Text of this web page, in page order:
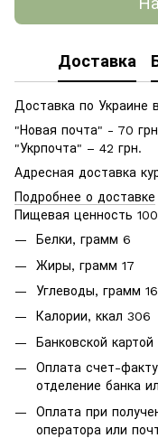
Доставка
Доставка по Украине
"Новая почта" - 70
"Укрпочта" – 42 грн.
Адресная доставка
Подробнее о доставке
Пищевая ценность
Белки, грамм 6
Жиры, грамм 17
Углеводы, грамм 16
Калории, ккал 306
Банковской
Оплата счет-
отделение банка
Оплата при
оператора или